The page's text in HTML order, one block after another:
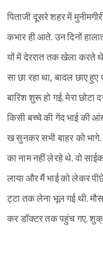
पिताजी दूसरे शहर में
कभार ही आते. उन दिनों
यों में देररात तक खेला करते
सा छा रहा था, बादल छाए
बारिश शुरू हो गई. मेरा छोटा
किसी बच्चे की गेंद भाई की
ख सुनकर सभी बाहर को
का नाम नहीं लेरहे थे. वो
लाया और मैं भाई को लेकर
ट्टा तक लेना भूल गई थी.
कर डॉक्टर तक पहुंच गए.